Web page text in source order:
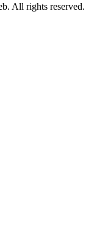
All rights reserved.